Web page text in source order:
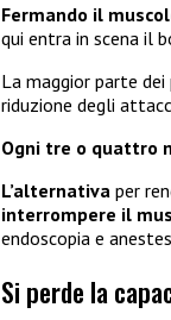
Fermando il
qui entra in scena il
La maggior parte dei
riduzione degli
Ogni tre o quattro
L’alternativa per
interrompere il
endoscopia e
Si perde la